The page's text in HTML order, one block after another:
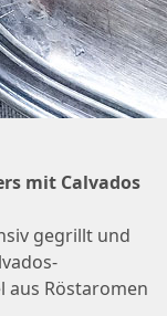
mit Calvados
gegrillt und
aus Röstaromen